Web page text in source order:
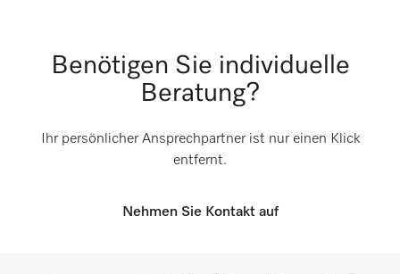
Benötigen Sie individuelle
Beratung?
Ihr persönlicher Ansprechpartner ist nur einen Klick
entfernt.
Nehmen Sie Kontakt auf